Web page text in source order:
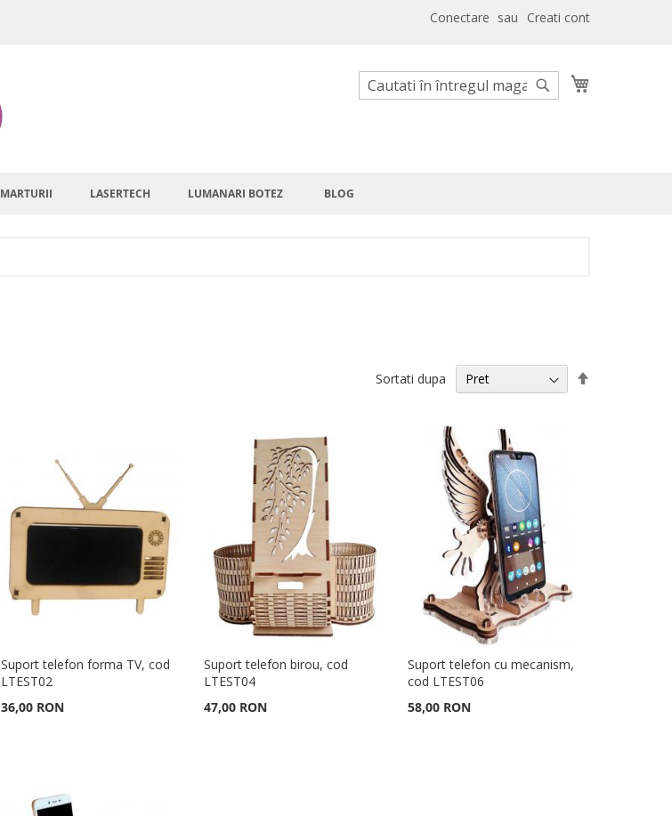
Conectare Creati cont
Cautare
MARTURII LASERTECH LUMANARI BOTEZ BLOG
Sortati dupa
Suport telefon forma TV, cod
LTEST02
36,00 RON
Suport telefon birou, cod
LTEST04
47,00 RON
Suport telefon cu mecanism,
cod LTEST06
58,00 RON